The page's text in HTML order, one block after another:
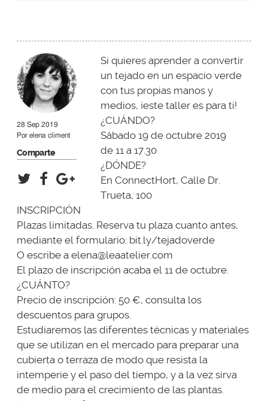
28 Sep 2019
Porelena climent
Comparte
Si quieres aprender a convertir
un tejado en un espacio verde
con tus propias manos y
medios, ¡este taller es para ti!
¿CUÁNDO?
Sábado 19 de octubre 2019
de 11 a 17.30
¿DÓNDE?
En ConnectHort, Calle Dr.
Trueta, 100
INSCRIPCIÓN
Plazas limitadas. Reserva tu plaza cuanto antes,
mediante el formulario: bit.ly/tejadoverde
O escribe aelena@leaatelier.com
El plazo de inscripción acaba el 11 de octubre.
¿CUÁNTO?
Precio de inscripción: 50 €, consulta los
descuentos para grupos.
Estudiaremos las diferentes técnicas y materiales
que se utilizan en el mercado para preparar una
cubierta o terraza de modo que resista la
intemperie y el paso del tiempo, y a la vez sirva
de medio para el crecimiento de las plantas.